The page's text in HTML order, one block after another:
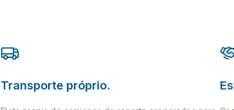
Transporte próprio.